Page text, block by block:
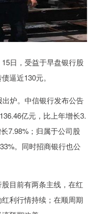
日，受益于早盘银行股
逼近130元。
炉。中信银行发布公告
亿元，比上年增长3.
7.98%；归属于公司股
。同时招商银行也公
目前有两条主线，在红
利行情持续；在顺周期